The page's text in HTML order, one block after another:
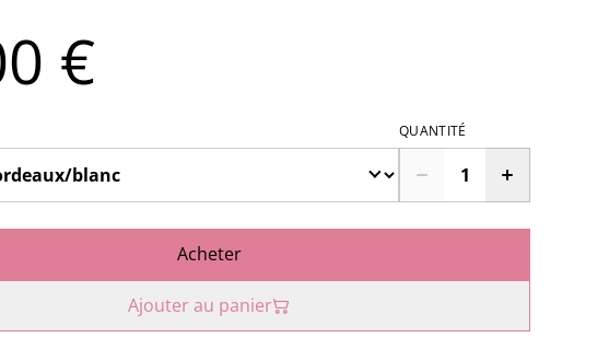
€
QUANTITÉ
Acheter
Ajouter au panier